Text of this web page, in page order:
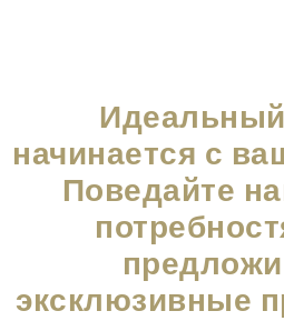
начинается с
Поведайте
эксклюзивные